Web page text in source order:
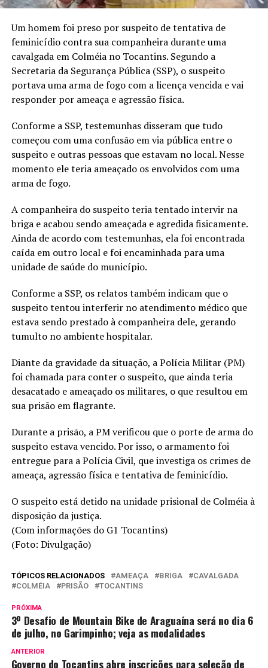
Um homem foi preso por suspeito de tentativa de
feminicídio contra sua companheira durante uma
cavalgada em Colméia no Tocantins. Segundo a
Secretaria da Segurança Pública (SSP), o suspeito
portava uma arma de fogo com a licença vencida e vai
responder por ameaça e agressão física.
Conforme a SSP, testemunhas disseram que tudo
começou com uma confusão em via pública entre o
suspeito e outras pessoas que estavam no local. Nesse
momento ele teria ameaçado os envolvidos com uma
arma de fogo.
A companheira do suspeito teria tentado intervir na
briga e acabou sendo ameaçada e agredida fisicamente.
Ainda de acordo com testemunhas, ela foi encontrada
caída em outro local e foi encaminhada para uma
unidade de saúde do município.
Conforme a SSP, os relatos também indicam que o
suspeito tentou interferir no atendimento médico que
estava sendo prestado à companheira dele, gerando
tumulto no ambiente hospitalar.
Diante da gravidade da situação, a Polícia Militar (PM)
foi chamada para conter o suspeito, que ainda teria
desacatado e ameaçado os militares, o que resultou em
sua prisão em flagrante.
Durante a prisão, a PM verificou que o porte de arma do
suspeito estava vencido. Por isso, o armamento foi
entregue para a Polícia Civil, que investiga os crimes de
ameaça, agressão física e tentativa de feminicídio.
O suspeito está detido na unidade prisional de Colméia à
disposição da justiça.
(Com informações do G1 Tocantins)
(Foto: Divulgação)
TÓPICOS RELACIONADOS AMEAÇA BRIGA
CAVALGADA
COLMÉIA
PRISÃO TOCANTINS
PRÓXIMA
3º Desafio de Mountain Bike de Araguaína será no dia 6
de julho, no Garimpinho; veja as modalidades
ANTERIOR
Governo do Tocantins abre inscrições para seleção de